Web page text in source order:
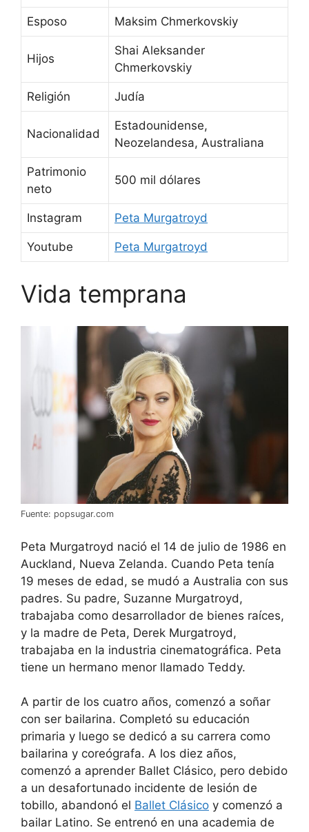
Esposo Maksim Chmerkovskiy
Hijos
Shai Aleksander
Chmerkovskiy
Religión Judía
Nacionalidad
Estadounidense,
Neozelandesa, Australiana
Patrimonio
neto
500 mil dólares
Instagram Peta Murgatroyd
Youtube Peta Murgatroyd
Vida temprana
Fuente: popsugar.com
Peta Murgatroyd nació el 14 de julio de 1986 en
Auckland, Nueva Zelanda. Cuando Peta tenía
19 meses de edad, se mudó a Australia con sus
padres. Su padre, Suzanne Murgatroyd,
trabajaba como desarrollador de bienes raíces,
y la madre de Peta, Derek Murgatroyd,
trabajaba en la industria cinematográfica. Peta
tiene un hermano menor llamado Teddy.
A partir de los cuatro años, comenzó a soñar
con ser bailarina. Completó su educación
primaria y luego se dedicó a su carrera como
bailarina y coreógrafa. A los diez años,
comenzó a aprender Ballet Clásico, pero debido
a un desafortunado incidente de lesión de
tobillo, abandonó el Ballet Clásico y comenzó a
bailar Latino. Se entrenó en una academia de